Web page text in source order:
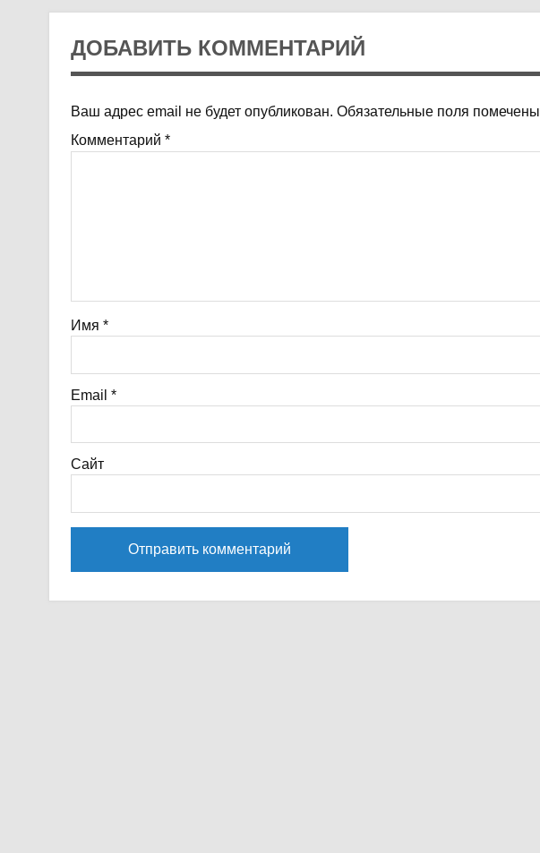
ДОБАВИТЬ КОММЕНТАРИЙ
Ваш адрес email не будет опубликован. Обязательные поля помечены
Комментарий *
Имя *
Email *
Сайт